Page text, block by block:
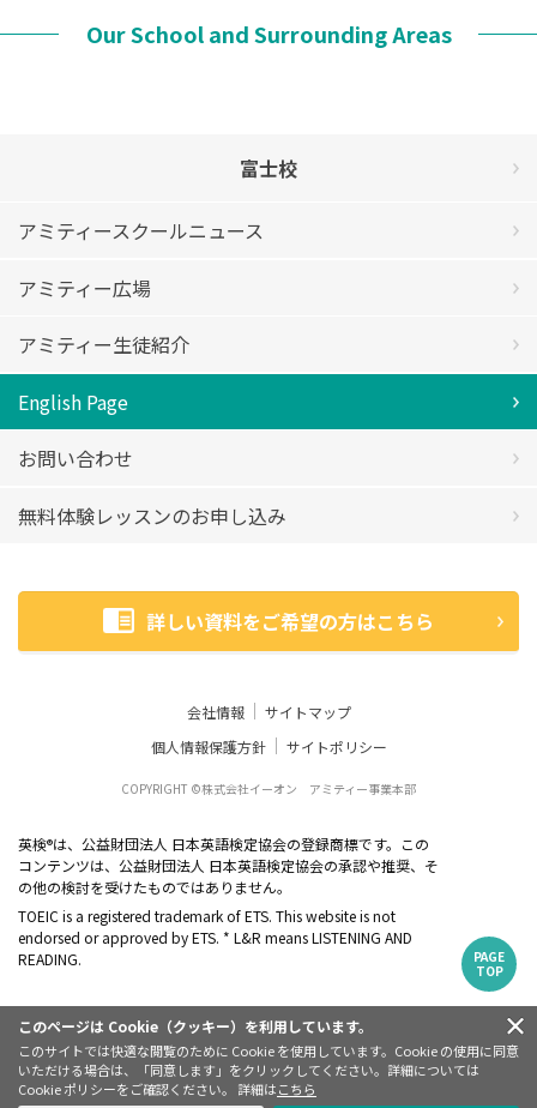
このページは Cookie（クッキー）を利用しています。
このサイトでは快適な閲覧のために Cookie を使用しています。Cookie の使用に同意
いただける場合は、「同意します」をクリックしてください。詳細については
Cookie ポリシーをご確認ください。 詳細はこちら
Our School and Surrounding Areas
富士校
アミティースクールニュース
アミティー広場
アミティー生徒紹介
English Page
お問い合わせ
無料体験レッスンのお申し込み
PAGE
TOP
詳しい資料をご希望の方はこちら
会社情報
サイトマップ
個人情報保護方針
サイトポリシー
COPYRIGHT ©株式会社イーオン アミティー事業本部
英検®は、公益財団法人 日本英語検定協会の登録商標です。この
コンテンツは、公益財団法人 日本英語検定協会の承認や推奨、そ
の他の検討を受けたものではありません。
TOEIC is a registered trademark of ETS. This website is not
endorsed or approved by ETS. * L&R means LISTENING AND
READING.